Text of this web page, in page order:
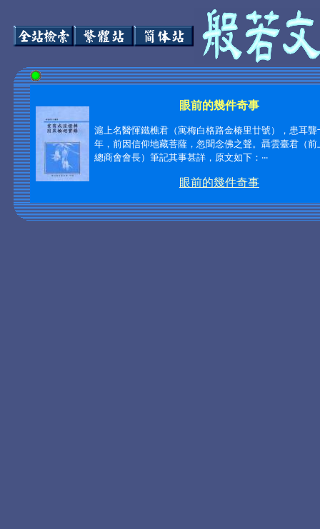
眼前的幾件奇事
滬上名醫惲鐵樵君（寓梅白格路金椿里廿號），患耳聾
年，前因信仰地藏菩薩，忽聞念佛之聲。聶雲臺君（前
總商會會長）筆記其事甚詳，原文如下：‧‧‧
眼前的幾件奇事